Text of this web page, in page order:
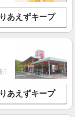
経験・能力により
全額支給致します。
制度あり ※その他、
談可。 ※給与
を見る
あえずキープ
・太田市・館林市
あえずキープ